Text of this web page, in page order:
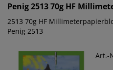
Penig2513 70g HF
2513 70g HF
Penig 2513
Art.-